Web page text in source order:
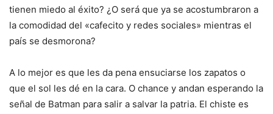
tienen miedo al éxito? ¿O será que ya se acostumbraron a
la comodidad del «cafecito y redes sociales» mientras el
país se desmorona?
A lo mejor es que les da pena ensuciarse los zapatos o
que el sol les dé en la cara. O chance y andan esperando la
señal de Batman para salir a salvar la patria. El chiste es